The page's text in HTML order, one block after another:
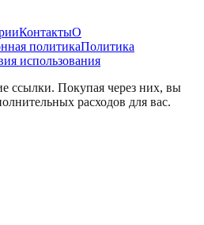
КонтактыО
политикаПолитика
использования
ссылки. Покупая через них, вы
расходов для вас.